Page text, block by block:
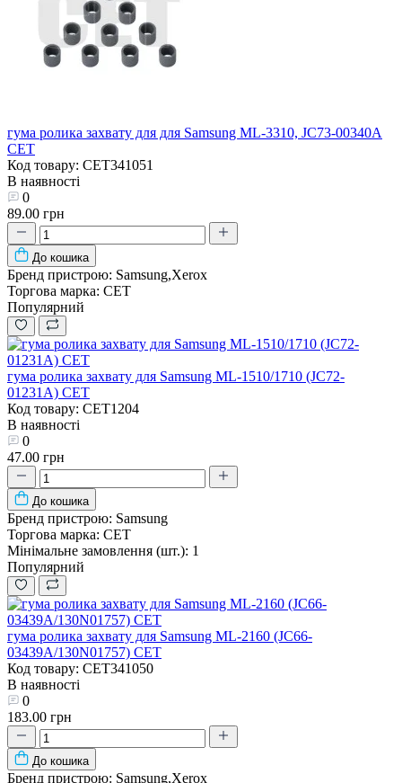
гума ролика захвату для для Samsung ML-3310, JC73-00340A
CET
Код товару: CET341051
В наявності
0
89.00 грн
До кошика
Бренд пристрою: Samsung,Xerox
Торгова марка: CET
Популярний
гума ролика захвату для Samsung ML-1510/1710 (JC72-
01231A) CET
Код товару: CET1204
В наявності
0
47.00 грн
До кошика
Бренд пристрою: Samsung
Торгова марка: CET
Мінімальне замовлення (шт.): 1
Популярний
гума ролика захвату для Samsung ML-2160 (JC66-
03439A/130N01757) CET
Код товару: CET341050
В наявності
0
183.00 грн
До кошика
Бренд пристрою: Samsung,Xerox